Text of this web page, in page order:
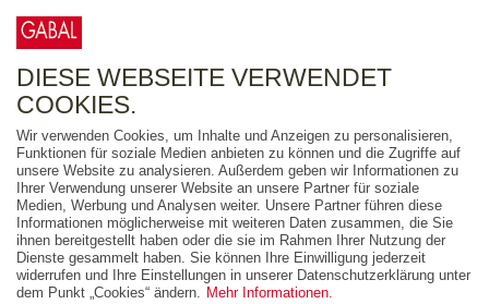
FREITEXT
AUSGABEART
AUS DER REIHE
ZUM THEMA
DIESE WEBSEITE VERWENDET
COOKIES.
Wir verwenden Cookies, um Inhalte und Anzeigen zu personalisieren,
Funktionen für soziale Medien anbieten zu können und die Zugriffe auf
unsere Website zu analysieren. Außerdem geben wir Informationen zu
Ihrer Verwendung unserer Website an unsere Partner für soziale
Medien, Werbung und Analysen weiter. Unsere Partner führen diese
Informationen möglicherweise mit weiteren Daten zusammen, die Sie
ihnen bereitgestellt haben oder die sie im Rahmen Ihrer Nutzung der
Dienste gesammelt haben. Sie können Ihre Einwilligung jederzeit
widerrufen und Ihre Einstellungen in unserer Datenschutzerklärung unter
dem Punkt „Cookies“ ändern. Mehr Informationen.